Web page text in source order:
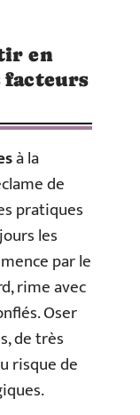
en
facteurs
à la
de
pratiques
les
par le
rime avec
Oser
de très
risque de